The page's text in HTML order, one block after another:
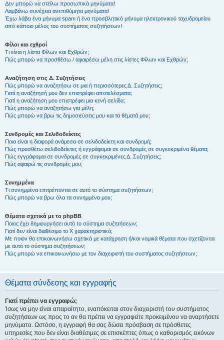
Δεν μπορώ να στείλω προσωπικά μηνύματα!
Λαμβάνω συνέχεια ανεπιθύμητα μηνύματα!
Έχω λάβει ένα μήνυμα spam ή ένα προσβλητικό μήνυμα ηλεκτρονικού ταχυδρομείου
από κάποιο μέλος του συστήματος συζητήσεων!
Φίλοι και εχθροί
Τι είναι η λίστα Φίλων και Εχθρών;
Πώς μπορώ να προσθέσω / αφαιρέσω μέλη στις λίστες Φίλων και Εχθρών;
Αναζήτηση στις Δ. Συζητήσεις
Πώς μπορώ να αναζητήσω σε μια ή περισσότερες Δ. Συζητήσεις;
Γιατί η αναζήτησή μου δεν επιστρέφει αποτελέσματα;
Γιατί η αναζήτηση μου επιστρέφει μια κενή σελίδα;
Πώς μπορώ να αναζητήσω για μέλη;
Πώς μπορώ να βρω τις δημοσιεύσεις μου και τα θέματά μου;
Συνδρομές και Σελιδοδείκτες
Ποια είναι η διαφορά ανάμεσα σε σελιδοδείκτη και συνδρομή;
Πώς προσθέτω σελιδοδείκτες ή εγγράφομαι σε συνδρομές σε συγκεκριμένα θέματα;
Πώς εγγράφομαι σε συνδρομές σε συγκεκριμένες Δ. Συζητήσεις;
Πώς αφαιρώ τις συνδρομές μου;
Συνημμένα
Τι συνημμένα επιτρέπονται σε αυτό το σύστημα συζητήσεων;
Πώς μπορώ να βρω όλα τα συνημμένα μου;
Θέματα σχετικά με το phpBB
Ποιος έχει δημιουργήσει αυτό το σύστημα συζητήσεων;
Γιατί δεν είναι διαθέσιμο το Χ χαρακτηριστικό;
Με ποιον θα επικοινωνήσω σχετικά με κατάχρηση ή/και νομικά θέματα που σχετίζονται
με αυτό το σύστημα συζητήσεων;
Πώς μπορώ να επικοινωνήσω με τον διαχειριστή του συστήματος συζητήσεων;
Θέματα σύνδεσης και εγγραφής
Γιατί πρέπει να εγγραφώ;
Ίσως να μην είναι απαραίτητο, εναπόκειται στον διαχειριστή του συστήματος
συζητήσεων ως προς το αν θα πρέπει να εγγραφείτε προκειμένου να αναρτήσετε
μηνύματα. Ωστόσο, η εγγραφή θα σας δώσει πρόσβαση σε πρόσθετες
υπηρεσίες που δεν είναι διαθέσιμες σε επισκέπτες όπως ο καθορισμός εικόνων